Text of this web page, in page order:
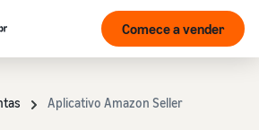
Comece a vender
Aplicativo Amazon Seller